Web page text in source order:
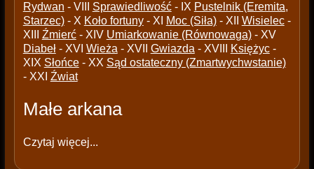
Rydwan - VIII Sprawiedliwość- IX Pustelnik (Eremita,
Starzec)- X Koło fortuny- XI Moc (Siła)- XII Wisielec-
XIII Źmierć- XIV Umiarkowanie (Równowaga)- XV
Diabeł- XVI Wieża - XVII Gwiazda - XVIII Księżyc-
XIX Słońce- XX Sąd ostateczny (Zmartwychwstanie)
- XXI Źwiat
Małe arkana
Czytaj więcej...